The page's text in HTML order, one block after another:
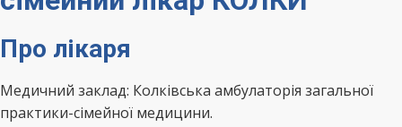
Про лікаря
Медичний заклад: Колківська амбулаторія загальної
практики-сімейної медицини.